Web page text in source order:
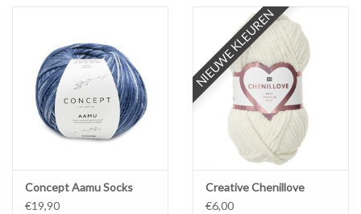
Concept Aamu Socks
€19,90
NIEUWE KLEUREN
Creative Chenillove
€6,00